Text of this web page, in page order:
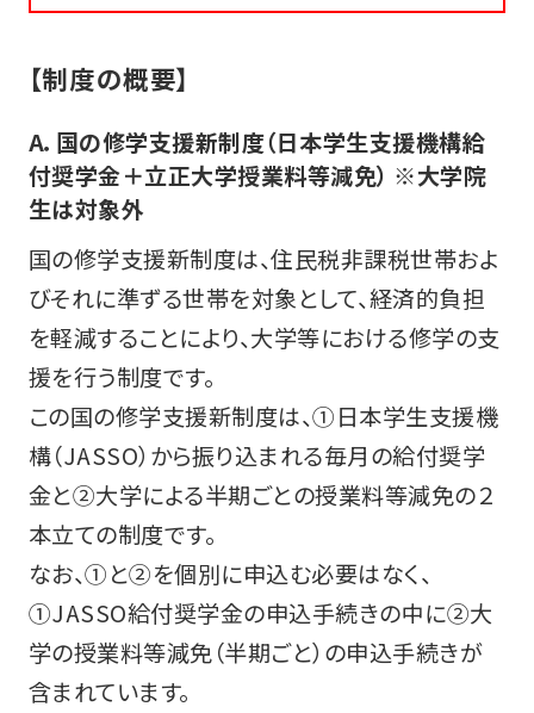
【制度の概要】
A．国の修学支援新制度（日本学生支援機構給
付奨学金＋立正大学授業料等減免） ※大学院
生は対象外
国の修学支援新制度は、住民税非課税世帯およ
びそれに準ずる世帯を対象として、経済的負担
を軽減することにより、大学等における修学の支
援を行う制度です。
この国の修学支援新制度は、①日本学生支援機
構（JASSO）から振り込まれる毎月の給付奨学
金と②大学による半期ごとの授業料等減免の２
本立ての制度です。
なお、①と②を個別に申込む必要はなく、
①JASSO給付奨学金の申込手続きの中に②大
学の授業料等減免（半期ごと）の申込手続きが
含まれています。